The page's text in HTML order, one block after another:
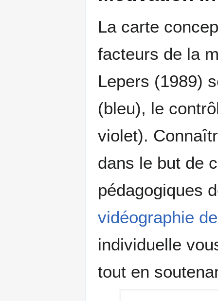
La carte
facteurs de la
Lepers (1989)
(bleu), le
violet).
dans le but de
pédagogiques
vidéographie
individuelle
tout en